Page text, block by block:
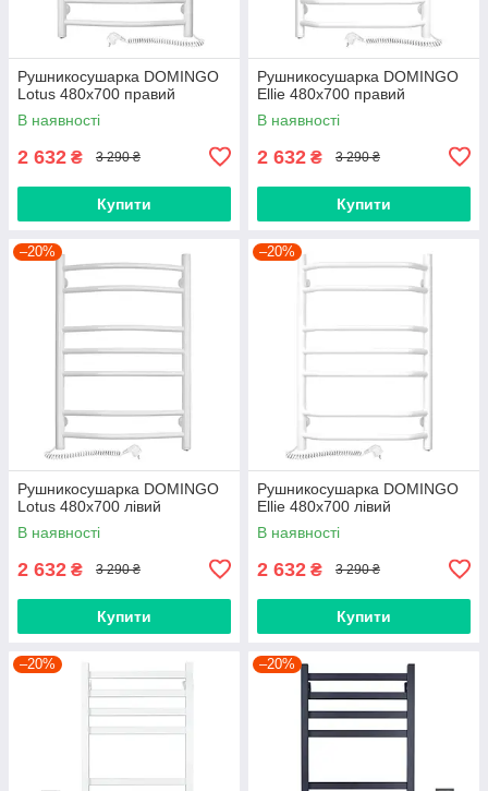
Рушникосушарка DOMINGO
Lotus 480х700 правий
В наявності
2 632 ₴ 3 290 ₴
Купити
Рушникосушарка DOMINGO
Ellie 480x700 правий
В наявності
2 632 ₴ 3 290 ₴
Купити
–20%
Рушникосушарка DOMINGO
Lotus 480х700 лівий
В наявності
2 632 ₴ 3 290 ₴
Купити
–20%
Рушникосушарка DOMINGO
Ellie 480x700 лівий
В наявності
2 632 ₴ 3 290 ₴
Купити
–20% –20%